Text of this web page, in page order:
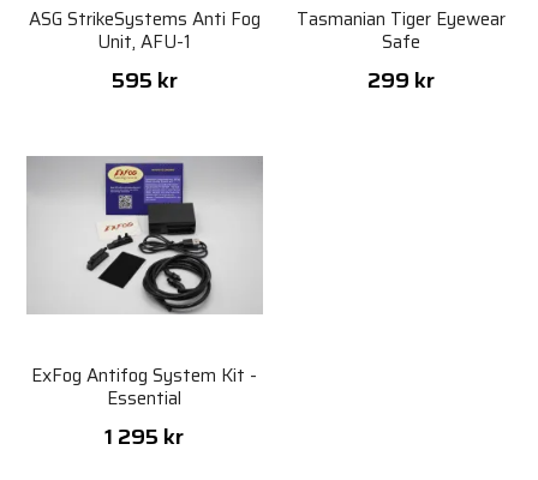
ASG StrikeSystems Anti Fog
Unit, AFU-1
595 kr
Tasmanian Tiger Eyewear
Safe
299 kr
ExFog Antifog System Kit -
Essential
1 295 kr